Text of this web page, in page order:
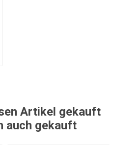
Artikel gekauft
auch gekauft